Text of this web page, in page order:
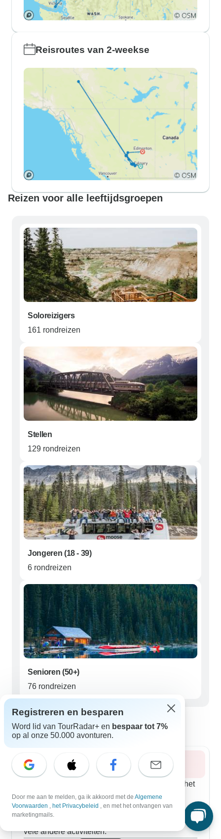
Reisroutes van 2-weekse
Reizen voor alle leeftijdsgroepen
Soloreizigers
161 rondreizen
Stellen
129 rondreizen
Jongeren (18 - 39)
6 rondreizen
Senioren (50+)
76 rondreizen
De beste tijd om Canadese Rockies te
bezoeken
Zomer 2026
De lange, warme zomerdagen zijn perfect om het
intens blauwe water van Moraine Lake te
verkennen en over de Icefields Parkway te
wandelen. Geniet van de Calgary Stampede en
vele andere activiteiten.
Registreren en besparen
Word lid van TourRadar+ en bespaar tot 7%
op al onze 50.000 avonturen.
Door me aan te melden, ga ik akkoord met de Algemene
Voorwaarden , het Privacybeleid , en met het ontvangen van
marketingmails.